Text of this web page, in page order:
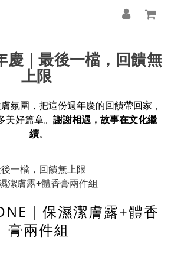
慶｜最後一檔，回饋無
上限
氛圍，把這份週年慶的回饋帶回家，
好篇章。 謝謝相遇，故事在文化繼
續。
｜保濕潔膚露+體香
膏兩件組